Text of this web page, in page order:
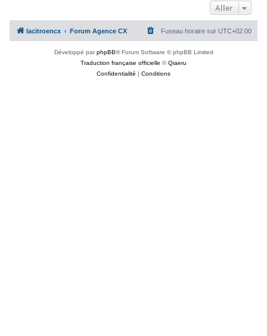
Aller
lacitroencx Forum Agence CX Fuseau horaire sur UTC+02:00
Développé parphpBB® Forum Software © phpBB Limited
Traduction française officielle ©Qiaeru
Confidentialité | Conditions